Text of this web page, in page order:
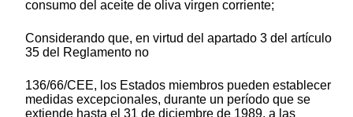
consumo del aceite de oliva virgen corriente;
Considerando que, en virtud del apartado 3 del artículo
35 del Reglamento no
136/66/CEE, los Estados miembros pueden establecer
medidas excepcionales, durante un período que se
extiende hasta el 31 de diciembre de 1989, a las